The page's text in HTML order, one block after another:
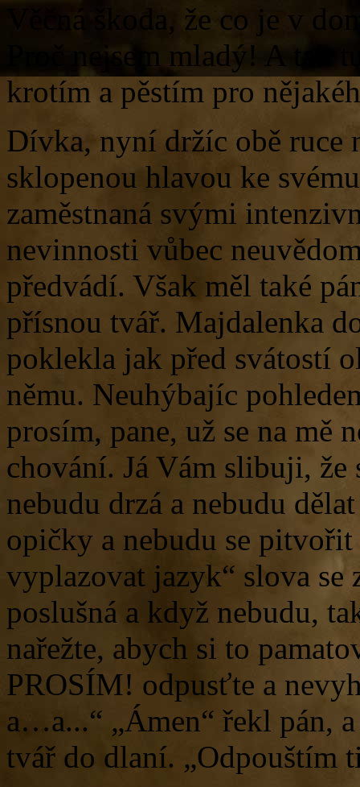
Věčná škoda, že co je v
Proč nejsem mladý! A tak
krotím a pěstím pro
Dívka, nyní držíc obě ruce
sklopenou hlavou ke
zaměstnaná svými
nevinnosti vůbec
předvádí. Však měl také
přísnou tvář. Majdalenka
poklekla jak před svátostí
němu. Neuhýbajíc
prosím, pane, už se na mě
chování. Já Vám slibuji, že
nebudu drzá a nebudu
opičky a nebudu se
vyplazovat jazyk“ slova
poslušná a když nebudu,
nařežte, abych si to
PROSÍM! odpusťte a
a…a...“ „Ámen“ řekl pán,
tvář do dlaní. „Odpouštím